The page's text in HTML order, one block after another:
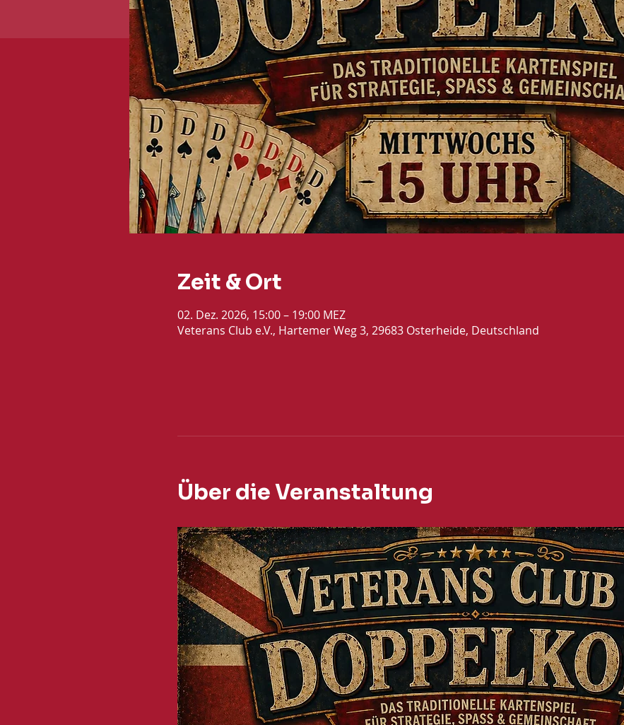
Zeit & Ort
02. Dez. 2026, 15:00 – 19:00 MEZ
Veterans Club e.V., Hartemer Weg 3, 29683 Osterheide, Deutschland
Über die Veranstaltung